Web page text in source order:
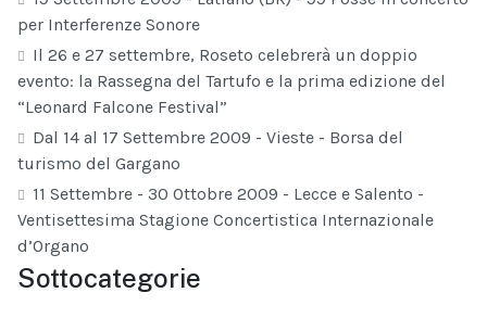
per Interferenze Sonore
Il 26 e 27 settembre, Roseto celebrerà un doppio
evento: la Rassegna del Tartufo e la prima edizione del
“Leonard Falcone Festival”
Dal 14 al 17 Settembre 2009 - Vieste - Borsa del
turismo del Gargano
11 Settembre - 30 Ottobre 2009 - Lecce e Salento -
Ventisettesima Stagione Concertistica Internazionale
d’Organo
Sottocategorie